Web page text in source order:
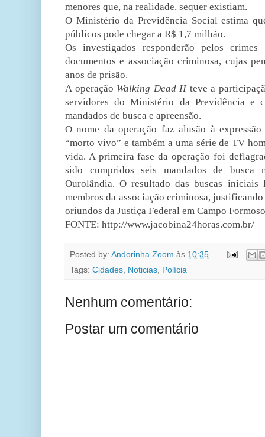
menores que, na realidade, sequer existiam.
O Ministério da Previdência Social estima
públicos pode chegar a R$ 1,7 milhão.
Os investigados responderão pelos
documentos e associação criminosa, cujas
anos de prisão.
A operação Walking Dead IIteve a
servidores do Ministério da Previdência e
mandados de busca e apreensão.
O nome da operação faz alusão à
“morto vivo” e também a uma série de TV
vida. A primeira fase da operação foi
sido cumpridos seis mandados de busca
Ourolândia. O resultado das buscas
membros da associação criminosa,
oriundos da Justiça Federal em Campo
FONTE: http://www.jacobina24horas.com.br/
Posted by: Andorinha Zoom às 10:35
Tags: Cidades, Noticias, Polícia
Nenhum comentário:
Postar um comentário